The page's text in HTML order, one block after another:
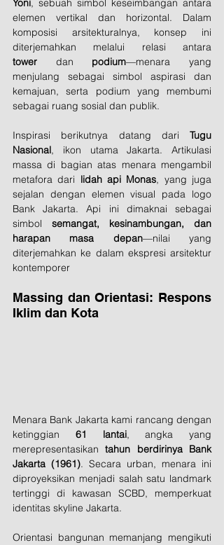
Yoni, sebuah simbol keseimbangan antara
elemen vertikal dan horizontal. Dalam
komposisi arsitekturalnya, konsep ini
tower dan podium—menara yang
menjulang sebagai simbol aspirasi dan
kemajuan, serta podium yang membumi
sebagai ruang sosial dan publik.
Inspirasi berikutnya datang dari Tugu
Nasional, ikon utama Jakarta. Artikulasi
massa di bagian atas menara mengambil
metafora dari lidah api Monas, yang juga
sejalan dengan elemen visual pada logo
Bank Jakarta. Api ini dimaknai sebagai
simbol semangat, kesinambungan, dan
harapan masa depan—nilai yang
diterjemahkan ke dalam ekspresi arsitektur
kontemporer
Massing dan Orientasi: Respons
Iklim dan Kota
Menara Bank Jakarta kami rancang dengan
ketinggian 61 lantai, angka yang
merepresentasikan tahun berdirinya Bank
Jakarta (1961). Secara urban, menara ini
diproyeksikan menjadi salah satu landmark
tertinggi di kawasan SCBD, memperkuat
identitas skyline Jakarta.
Orientasi bangunan memanjang mengikuti